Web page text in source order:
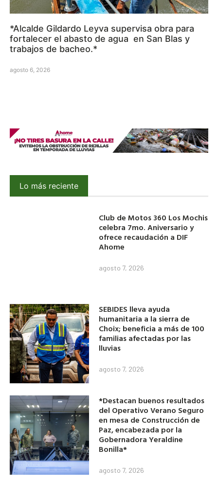
*Alcalde Gildardo Leyva supervisa obra para
fortalecer el abasto de agua en San Blas y
trabajos de bacheo.*
agosto 6, 2026
Lo más reciente
Club de Motos 360 Los Mochis
celebra 7mo. Aniversario y
ofrece recaudación a DIF
Ahome
agosto 7, 2026
SEBIDES lleva ayuda
humanitaria a la sierra de
Choix; beneficia a más de 100
familias afectadas por las
lluvias
agosto 7, 2026
*Destacan buenos resultados
del Operativo Verano Seguro
en mesa de Construcción de
Paz, encabezada por la
Gobernadora Yeraldine
Bonilla*
agosto 7, 2026